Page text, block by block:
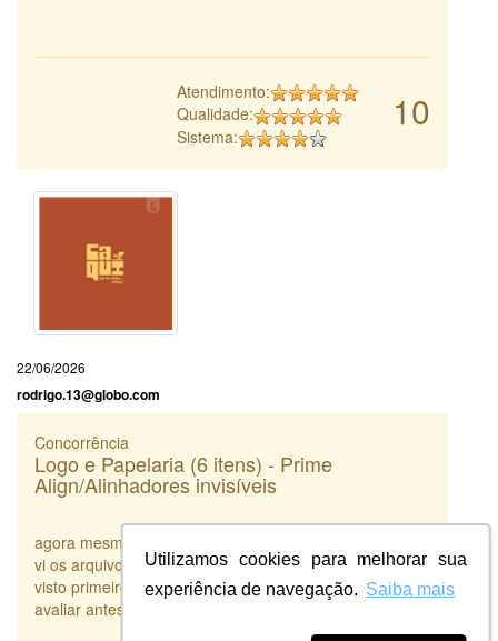
Utilizamos cookies para melhorar sua
experiência de navegação. Saiba mais
10
Atendimento:
Qualidade:
Sistema:
22/06/2026
rodrigo.13@globo.com
Concorrência
Logo e Papelaria (6 itens) - Prime
Align/Alinhadores invisíveis
agora mesmo estou sendo obrigada a avaliar mas nem
vi os arquivos que me enviaram. talvez se eu tivesse
visto primeiro a nota poderia ser melhor, como vou
avaliar antes de ver, absurdo.